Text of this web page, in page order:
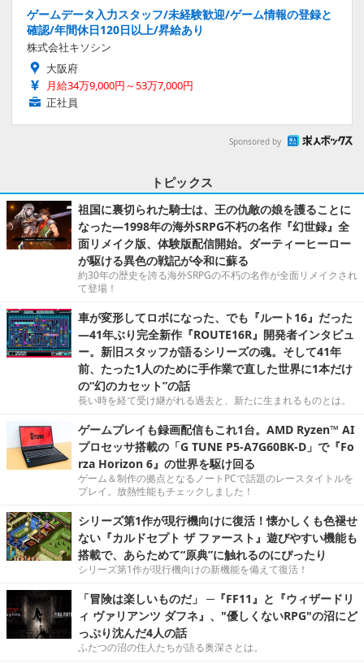
ゲームデータ入力スタッフ/未経験歓迎/ゲーム情報の登録と
確認/年間休日120日以上/昇給あり
株式会社キソシン
大阪府
月給34万9,000円～53万7,000円
正社員
Sponsored by
トピックス
祖国に裏切られた騎士は、王の仇敵の娘を護ることに
なった―1998年の海外SRPG不朽の名作『幻世録』全
面リメイク版、体験版配信開始。ダーティーヒーロー
が駆ける異色の戦記が令和に蘇る
約30年の歴史を誇る海外SRPGの不朽の名作が全面リメイクされ
て登場！
車が変形してロボになった、でも『ルート16』だった
―41年ぶり完全新作『ROUTE16R』開発者インタビュ
ー。新旧スタッフが語るシリーズの魂。そして41年
前、たった1人のために手作業で直した世界に1本だけ
の“幻のカセット”の話
長い時を経て受け継がれる過去と、新たに生まれるものとは。
ゲームプレイも録画配信もこれ1台。AMD Ryzen™ AI
プロセッサ搭載の「G TUNE P5-A7G60BK-D」で『Fo
rza Horizon 6』の世界を駆け回る
ゲーム＆制作の拠点となるノートPCで話題のレースタイトルを
プレイ。放熱性能もチェックしました！
シリーズ第1作が現行機向けに復活！懐かしくも色褪せ
ない『カルドセプト ザ ファースト』遊びやすい機能も
搭載で、あらためて“原典”に触れるのにぴったり
シリーズ第1作が現行機向けの新機能を備えて復活！
「冒険は楽しいものだ」 ─『FF11』と『ウィザードリ
ィ ヴァリアンツ ダフネ』、"優しくないRPG"の沼にど
っぷり沈んだ4人の話
ふたつの沼の住人たちが語る奥深さとは。